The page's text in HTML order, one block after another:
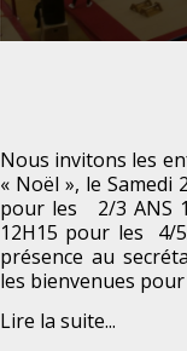
Nous invitons les
« Noël », le Samedi
pour les 2/3 ANS
12H15 pour les 4/
présence au
les bienvenues
Lire la suite...